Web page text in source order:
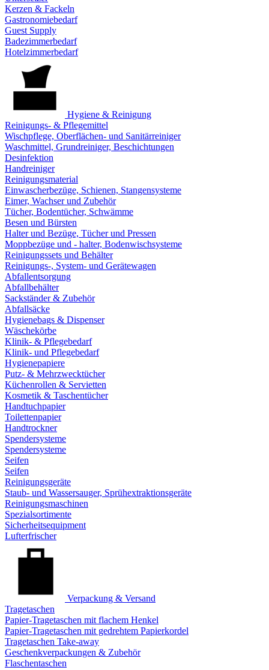
Kerzen & Fackeln
Gastronomiebedarf
Guest Supply
Badezimmerbedarf
Hotelzimmerbedarf
Hygiene & Reinigung
Reinigungs- & Pflegemittel
Wischpflege, Oberflächen- und Sanitärreiniger
Waschmittel, Grundreiniger, Beschichtungen
Desinfektion
Handreiniger
Reinigungsmaterial
Einwascherbezüge, Schienen, Stangensysteme
Eimer, Wachser und Zubehör
Tücher, Bodentücher, Schwämme
Besen und Bürsten
Halter und Bezüge, Tücher und Pressen
Moppbezüge und - halter, Bodenwischsysteme
Reinigungssets und Behälter
Reinigungs-, System- und Gerätewagen
Abfallentsorgung
Abfallbehälter
Sackständer & Zubehör
Abfallsäcke
Hygienebags & Dispenser
Wäschekörbe
Klinik- & Pflegebedarf
Klinik- und Pflegebedarf
Hygienepapiere
Putz- & Mehrzwecktücher
Küchenrollen & Servietten
Kosmetik & Taschentücher
Handtuchpapier
Toilettenpapier
Handtrockner
Spendersysteme
Spendersysteme
Seifen
Seifen
Reinigungsgeräte
Staub- und Wassersauger, Sprühextraktionsgeräte
Reinigungsmaschinen
Spezialsortimente
Sicherheitsequipment
Lufterfrischer
Verpackung & Versand
Tragetaschen
Papier-Tragetaschen mit flachem Henkel
Papier-Tragetaschen mit gedrehtem Papierkordel
Tragetaschen Take-away
Geschenkverpackungen & Zubehör
Flaschentaschen